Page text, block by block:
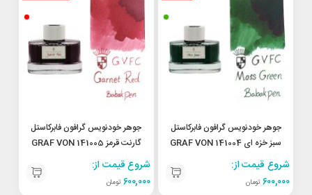
جوهر خودنویس گرافون فابرکاستل
سبز خزه ای 141004 GRAF VON
FABER-CASTELL Moss
Greenشروع قیمت از:
۶۰۰,۰۰۰ تومان
جوهر خودنویس گرافون فابرکاستل
گارنت قرمز 141005 GRAF VON
FABER-CASTELL Garnet Red
شروع قیمت از:
۶۰۰,۰۰۰ تومان